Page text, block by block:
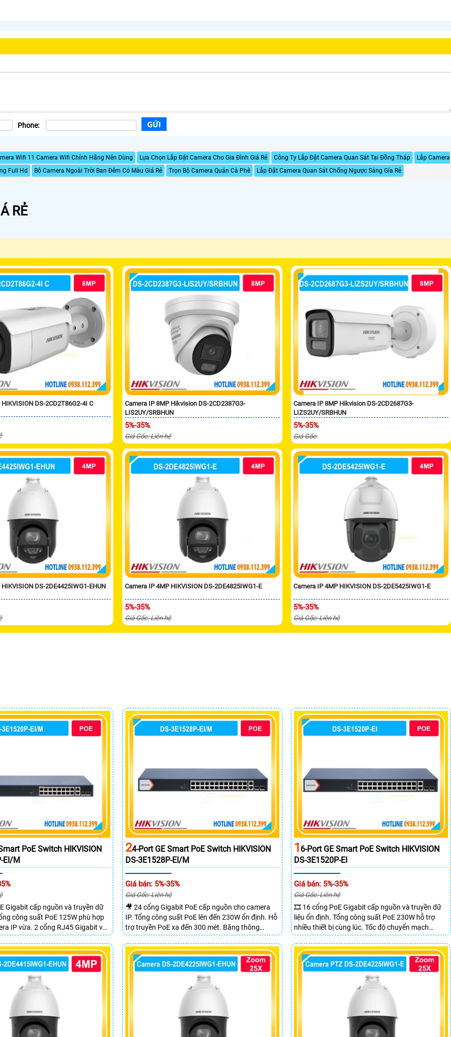
Phone:
Wifi 11 Camera Wifi Chính Hãng Nên Dùng Lựa Chọn Lắp Đặt Camera Cho Gia Đình Giá Rẻ Công Ty Lắp Đặt Camera Quan Sát Tại Đồng Tháp
Lắp Camera
Full Hd Bộ Camera Ngoài Trời Ban Đêm Có Màu Giá Rẻ Trọn Bộ Camera Quán Cà Phê Lắp Đặt Camera Quan Sát Chống Ngược Sáng Gía Rẻ
RẺ
DS-2CD2T86G2-4I C
Camera IP 8MP Hikvision DS-2CD2387G3-
LIS2UY/SRBHUN
5%-35%
Giá Gốc: Liên hệ
Camera IP 8MP Hikvision DS-2CD2687G3-
LIZS2UY/SRBHUN
5%-35%
Giá Gốc:
DS-2DE4425IWG1-EHUN Camera IP 4MP HIKVISION DS-2DE4825IWG1-E
5%-35%
Giá Gốc: Liên hệ
Camera IP 4MP HIKVISION DS-2DE5425IWG1-E
5%-35%
Giá Gốc: Liên hệ
PoE Switch HIKVISION
EI/M
Gigabit cấp nguồn và truyền dữ
công suất PoE 125W phù hợp
IP vừa. 2 cổng RJ45 Gigabit và
mở rộng linh hoạt. Hỗ trợ
đa lên đến 300 mét.
24-Port GE Smart PoE Switch HIKVISION
DS-3E1528P-EI/M
Giá bán: 5%-35%
Giá Gốc: Liên hệ
🎥 24 cổng Gigabit PoE cấp nguồn cho camera
IP. Tổng công suất PoE lên đến 230W ổn định. Hỗ
trợ truyền PoE xa đến 300 mét. Băng thông
chuyển mạch đạt 68 Gbps mạnh mẽ.
1 6-Port GE Smart PoE Switch HIKVISION
DS-3E1520P-EI
Giá bán: 5%-35%
Giá Gốc: Liên hệ
🎞 16 cổng PoE Gigabit cấp nguồn và truyền dữ
liệu ổn định. Tổng công suất PoE 230W hỗ trợ
nhiều thiết bị cùng lúc. Tốc độ chuyển mạch
68Gbps đảm bảo hiệu suất cao ổn định. Hỗ trợ
truyền PoE xa lên đến 300m cho hệ thống
camera.